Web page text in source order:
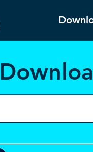
Downloa